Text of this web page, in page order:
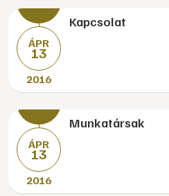
ÁPR
13
2016
Kapcsolat
ÁPR
13
2016
Munkatársak